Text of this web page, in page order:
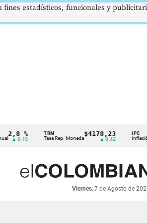
2,8 %
▲ 0.10
TRM
Tasa Rep. Moneda
$4178,23
▲ 0.42 Inflación
Viernes, 7 de Agosto de
estadísticos, funcionales y